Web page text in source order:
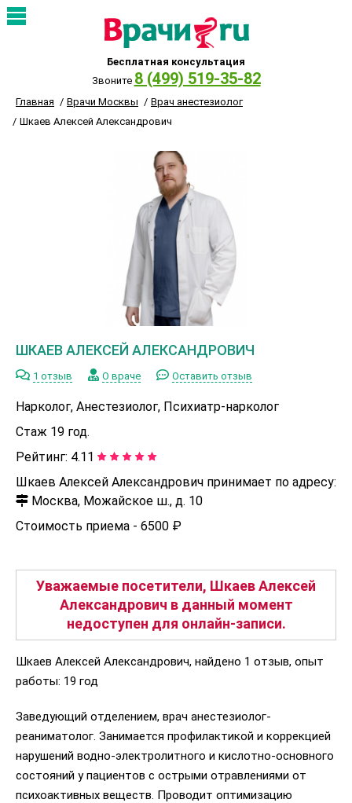
Бесплатная консультация
Звоните 8 (499) 519-35-82
Главная Врачи Москвы
Врач анестезиолог
Шкаев Алексей Александрович
ШКАЕВ АЛЕКСЕЙ АЛЕКСАНДРОВИЧ
1 отзыв О враче Оставить отзыв
Нарколог, Анестезиолог, Психиатр-нарколог
Стаж 19 год.
Рейтинг: 4.11
Шкаев Алексей Александрович принимает по адресу:
Москва, Можайское ш., д. 10
Стоимость приема - 6500 ₽
Уважаемые посетители, Шкаев Алексей
Александрович в данный момент
недоступен для онлайн-записи.
Шкаев Алексей Александрович, найдено 1 отзыв, опыт
работы: 19 год
Заведующий отделением, врач анестезиолог-
реаниматолог. Занимается профилактикой и коррекцией
нарушений водно-электролитного и кислотно-основного
состояний у пациентов с острыми отравлениями от
психоактивных веществ. Проводит оптимизацию